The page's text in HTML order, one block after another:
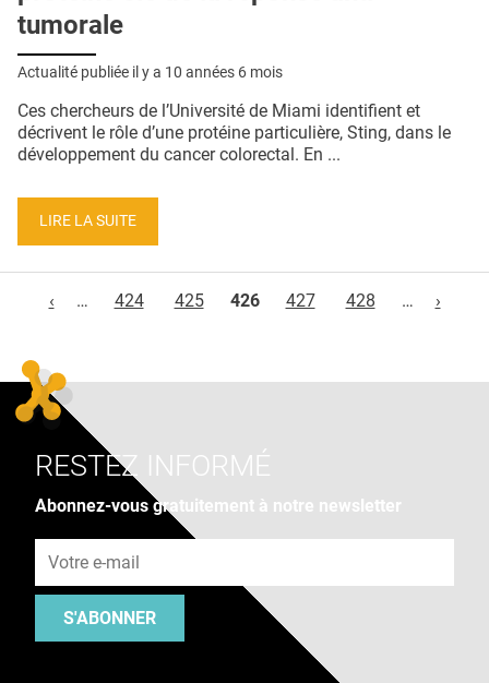
tumorale
Actualité publiée il y a 10 années 6 mois
Ces chercheurs de l’Université de Miami identifient et
décrivent le rôle d’une protéine particulière, Sting, dans le
développement du cancer colorectal. En ...
LIRE LA SUITE
‹
… 424 425 426 427 428 … ›
RESTEZ INFORMÉ
Abonnez-vous gratuitement à notre newsletter
S'ABONNER